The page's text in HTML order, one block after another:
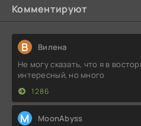
Комментируют
В Вилена
Не могу сказать, что я в
интересный, но много
1286
M MoonAbyss